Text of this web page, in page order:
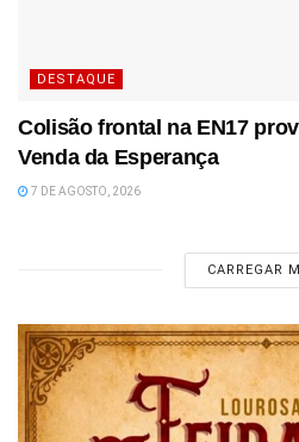
DESTAQUE
Colisão frontal na EN17
Venda da Esperança
7 DE AGOSTO, 2026
CARREGAR